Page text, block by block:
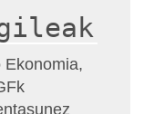
Ekonomia,